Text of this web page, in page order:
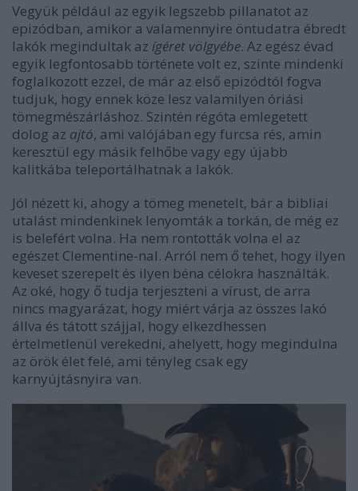
Vegyük például az egyik legszebb pillanatot az
epizódban, amikor a valamennyire öntudatra ébredt
lakók megindultak az ígéret völgyébe. Az egész évad
egyik legfontosabb története volt ez, szinte mindenki
foglalkozott ezzel, de már az első epizódtól fogva
tudjuk, hogy ennek köze lesz valamilyen óriási
tömegmészárláshoz. Szintén régóta emlegetett
dolog az ajtó, ami valójában egy furcsa rés, amin
keresztül egy másik felhőbe vagy egy újabb
kalitkába teleportálhatnak a lakók.
Jól nézett ki, ahogy a tömeg menetelt, bár a bibliai
utalást mindenkinek lenyomták a torkán, de még ez
is belefért volna. Ha nem rontották volna el az
egészet Clementine-nal. Arról nem ő tehet, hogy ilyen
keveset szerepelt és ilyen béna célokra használták.
Az oké, hogy ő tudja terjeszteni a vírust, de arra
nincs magyarázat, hogy miért várja az összes lakó
állva és tátott szájjal, hogy elkezdhessen
értelmetlenül verekedni, ahelyett, hogy megindulna
az örök élet felé, ami tényleg csak egy
karnyújtásnyira van.